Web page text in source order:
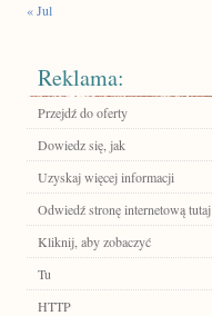
« Jul
Reklama:
Przejdź do oferty
Dowiedz się, jak
Uzyskaj więcej informacji
Odwiedź stronę internetową tutaj
Kliknij, aby zobaczyć
Tu
HTTP